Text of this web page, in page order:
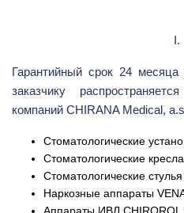
I.
Гарантийный срок 24
заказчику
компаний CHIRANA Medical,
Стоматологические
Стоматологические
Стоматологические
Наркозные аппараты